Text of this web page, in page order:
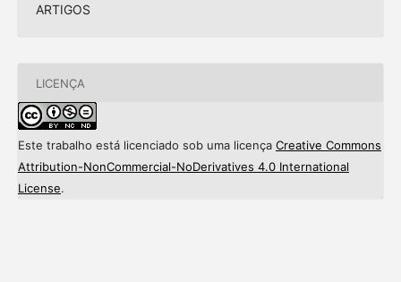
ARTIGOS
LICENÇA
Este trabalho está licenciado sob uma licença Creative Commons
Attribution-NonCommercial-NoDerivatives 4.0 International
License.